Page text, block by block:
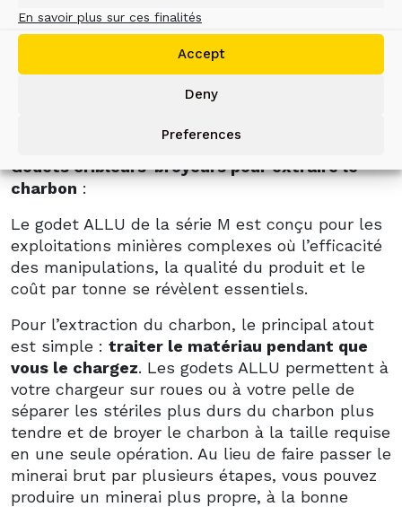
En savoir plus sur ces finalités
Accept
Deny
Preferences
Transformez les pelles et les chargeuses sur
roues existantes en centrales de traitement
matériaux en une seule opération.
Godets cribleurs-broyeurs pour extraire le
charbon :
Le godet ALLU de la série M est conçu pour les
exploitations minières complexes où l’efficacité
des manipulations, la qualité du produit et le
coût par tonne se révèlent essentiels.
Pour l’extraction du charbon, le principal atout
est simple : traiter le matériau pendant que
vous le chargez. Les godets ALLU permettent à
votre chargeur sur roues ou à votre pelle de
séparer les stériles plus durs du charbon plus
tendre et de broyer le charbon à la taille requise
en une seule opération. Au lieu de faire passer le
minerai brut par plusieurs étapes, vous pouvez
produire un minerai plus propre, à la bonne